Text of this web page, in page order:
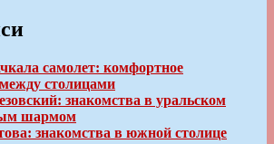
самолет: комфортное
столицами
знакомства в уральском
шармом
знакомства в южной столице